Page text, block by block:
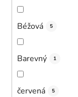
Béžová 5
Barevný 1
červená 5